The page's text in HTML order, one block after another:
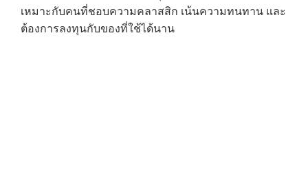
เหมาะกับคนที่ชอบความคลาสสิก เน้นความทนทาน และ
ต้องการลงทุนกับของที่ใช้ได้นาน